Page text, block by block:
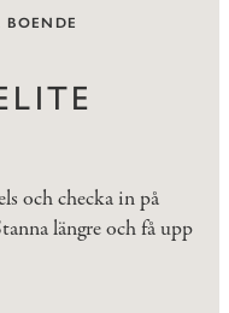
BOENDE
och checka in på
längre och få upp